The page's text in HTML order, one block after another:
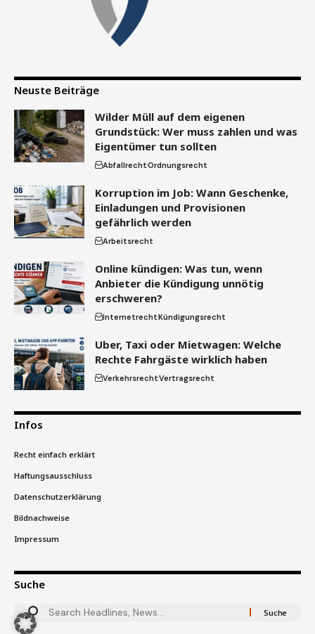
Neuste Beiträge
Wilder Müll auf dem eigenen
Grundstück: Wer muss zahlen und was
Eigentümer tun sollten
AbfallrechtOrdnungsrecht
Korruption im Job: Wann Geschenke,
Einladungen und Provisionen
gefährlich werden
Arbeitsrecht
Online kündigen: Was tun, wenn
Anbieter die Kündigung unnötig
erschweren?
InternetrechtKündigungsrecht
Uber, Taxi oder Mietwagen: Welche
Rechte Fahrgäste wirklich haben
VerkehrsrechtVertragsrecht
Infos
Recht einfach erklärt
Haftungsausschluss
Datenschutzerklärung
Bildnachweise
Impressum
Suche